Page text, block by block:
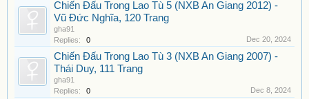
Chiến Đấu Trong Lao Tù 5 (NXB An Giang 2012) -
Vũ Đức Nghĩa, 120 Trang
gha91
Replies:
0 Dec 20, 2024
Chiến Đấu Trong Lao Tù 3 (NXB An Giang 2007) -
Thái Duy, 111 Trang
gha91
Replies:
0 Dec 8, 2024